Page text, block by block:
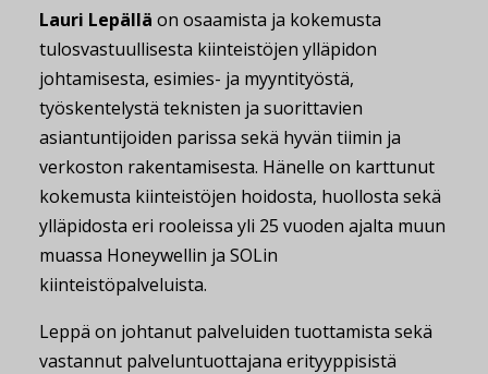
Lauri Lepällä on osaamista ja kokemusta
tulosvastuullisesta kiinteistöjen ylläpidon
johtamisesta, esimies- ja myyntityöstä,
työskentelystä teknisten ja suorittavien
asiantuntijoiden parissa sekä hyvän tiimin ja
verkoston rakentamisesta. Hänelle on karttunut
kokemusta kiinteistöjen hoidosta, huollosta sekä
ylläpidosta eri rooleissa yli 25 vuoden ajalta muun
muassa Honeywellin ja SOLin
kiinteistöpalveluista.
Leppä on johtanut palveluiden tuottamista sekä
vastannut palveluntuottajana erityyppisistä